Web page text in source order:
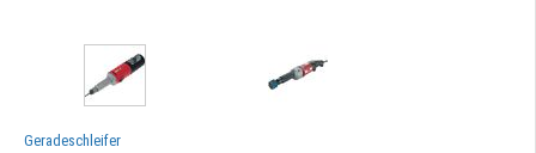
Geradeschleifer